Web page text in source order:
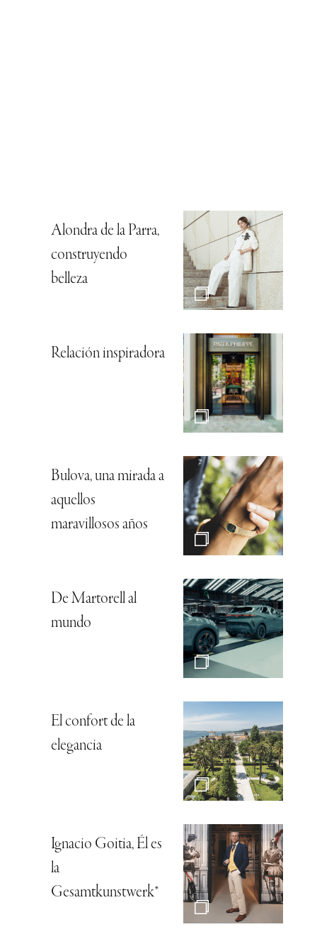
Alondra de la Parra,
construyendo
belleza
Relación inspiradora
Bulova, una mirada a
aquellos
maravillosos años
De Martorell al
mundo
El confort de la
elegancia
Ignacio Goitia, Él es
la
Gesamtkunstwerk*